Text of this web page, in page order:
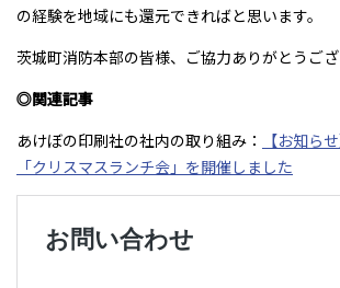
の経験を地域にも還元できればと思います。
茨城町消防本部の皆様、ご協力ありがとうござ
◎関連記事
あけぼの印刷社の社内の取り組み：
【お知ら
「クリスマスランチ会」を開催しました